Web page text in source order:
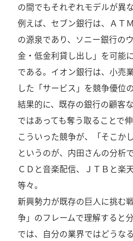
の間でもそれぞれモデルが異な
例えば、セブン銀行は、ＡＴ
の源泉であり、ソニー銀行の
金・低金利貸し出し」を可能
である。イオン銀行は、小売
した「サービス」を競争優位
結果的に、既存の銀行の顧客
ではあっても奪う取ることで伸
こういった競争が、「そこか
というのが、内田さんの分析で
ＣＤと音楽配信、ＪＴＢと楽
等々。
新興勢力が既存の巨人に挑む
争」のフレームで理解すると
では、自分の業界ではどうな